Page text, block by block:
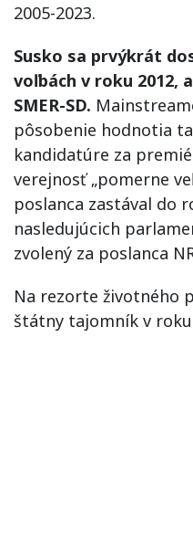
2005-2023.
Susko sa prvýkrát
voľbách v roku
SMER-SD.
pôsobenie hodnotia
kandidatúre za
verejnosť „pomerne
poslanca zastával do
nasledujúcich
zvolený za poslanca
Na rezorte životného
štátny tajomník v roku